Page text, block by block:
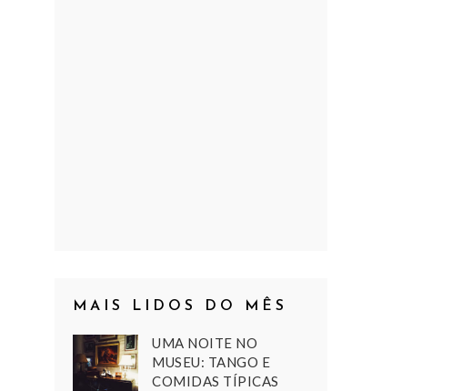
MAIS LIDOS DO MÊS
UMA NOITE NO
MUSEU: TANGO E
COMIDAS TÍPICAS